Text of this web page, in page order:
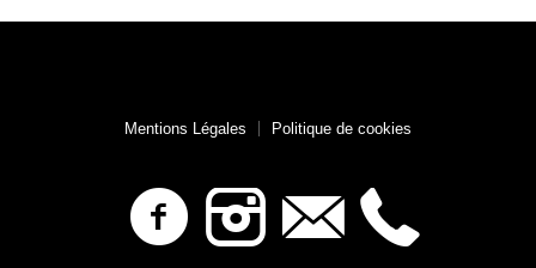
Mentions Légales Politique de cookies